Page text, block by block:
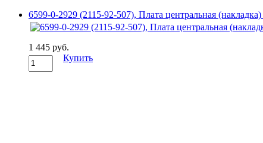
6599-0-2929 (2115-92-507), Плата центральная
1 445 руб.
Купить